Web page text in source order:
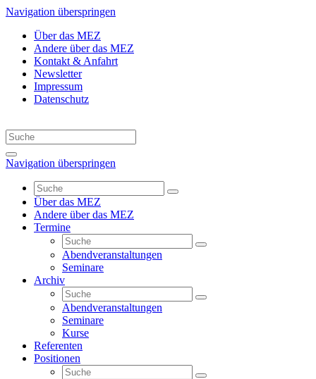
Navigation überspringen
Über das MEZ
Andere über das MEZ
Kontakt & Anfahrt
Newsletter
Impressum
Datenschutz
Navigation überspringen
Über das MEZ
Andere über das MEZ
Termine
Abendveranstaltungen
Seminare
Archiv
Abendveranstaltungen
Seminare
Kurse
Referenten
Positionen